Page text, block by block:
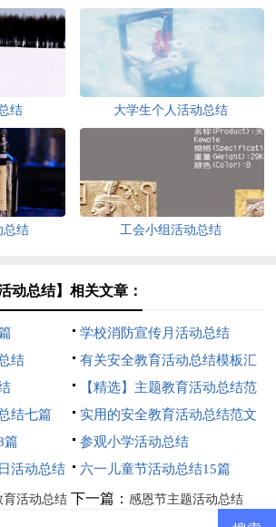
结 大学生个人活动总结
总结 工会小组活动总结
动总结】相关文章：
学校消防宣传月活动总结
结
有关安全教育活动总结模板汇
总5篇
【精选】主题教育活动总结范
文集合6篇
结七篇
实用的安全教育活动总结范文
合集六篇
篇
参观小学活动总结
活动总结
六一儿童节活动总结15篇
育活动总结 下一篇： 感恩节主题活动总结